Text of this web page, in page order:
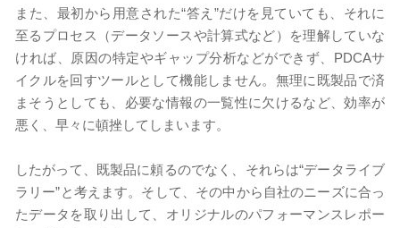
また、最初から用意された“答え”だけを見ていても、それに
至るプロセス（データソースや計算式など）を理解していな
ければ、原因の特定やギャップ分析などができず、PDCAサ
イクルを回すツールとして機能しません。無理に既製品で済
まそうとしても、必要な情報の一覧性に欠けるなど、効率が
悪く、早々に頓挫してしまいます。
したがって、既製品に頼るのでなく、それらは“データライブ
ラリー”と考えます。そして、その中から自社のニーズに合っ
たデータを取り出して、オリジナルのパフォーマンスレポー